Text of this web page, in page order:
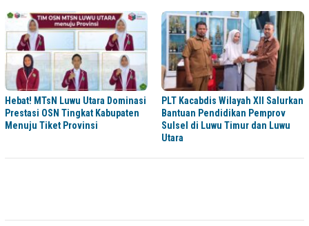
Hebat! MTsN Luwu Utara Dominasi
Prestasi OSN Tingkat Kabupaten
Menuju Tiket Provinsi
PLT Kacabdis Wilayah XII Salurkan
Bantuan Pendidikan Pemprov
Sulsel di Luwu Timur dan Luwu
Utara